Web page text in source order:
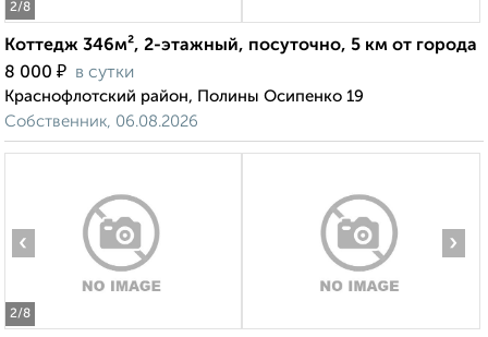
2/8
Коттедж 346м², 2-этажный, посуточно, 5 км от города
8 000 ₽ в сутки
Краснофлотский район, Полины Осипенко 19
Собственник, 06.08.2026
2/8
‹ ›